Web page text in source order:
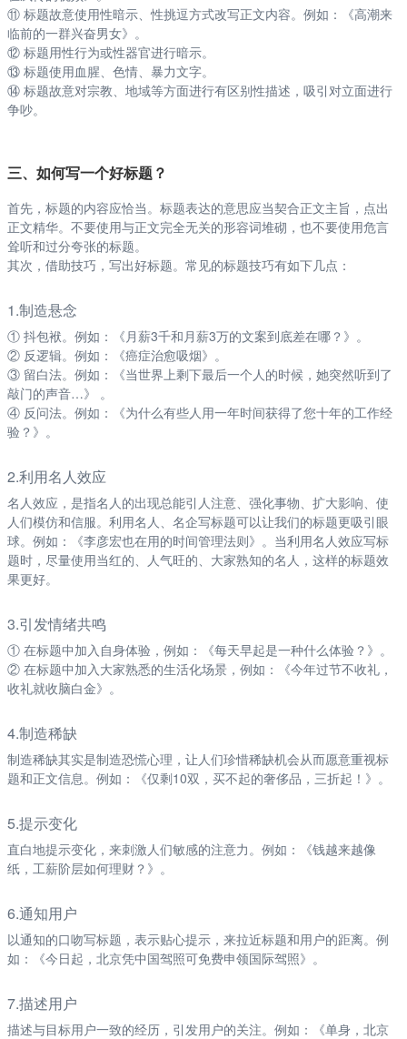
⑪ 标题故意使用性暗示、性挑逗方式改写正文内容。例如：《高潮来
临前的一群兴奋男女》。
⑫ 标题用性行为或性器官进行暗示。
⑬ 标题使用血腥、色情、暴力文字。
⑭ 标题故意对宗教、地域等方面进行有区别性描述，吸引对立面进行
争吵。
三、如何写一个好标题？
首先，标题的内容应恰当。标题表达的意思应当契合正文主旨，点出
正文精华。不要使用与正文完全无关的形容词堆砌，也不要使用危言
耸听和过分夸张的标题。
其次，借助技巧，写出好标题。常见的标题技巧有如下几点：
1.制造悬念
① 抖包袱。例如：《月薪3千和月薪3万的文案到底差在哪？》。
② 反逻辑。例如：《癌症治愈吸烟》。
③ 留白法。例如：《当世界上剩下最后一个人的时候，她突然听到了
敲门的声音…》 。
④ 反问法。例如：《为什么有些人用一年时间获得了您十年的工作经
验？》。
2.利用名人效应
名人效应，是指名人的出现总能引人注意、强化事物、扩大影响、使
人们模仿和信服。利用名人、名企写标题可以让我们的标题更吸引眼
球。例如：《李彦宏也在用的时间管理法则》。当利用名人效应写标
题时，尽量使用当红的、人气旺的、大家熟知的名人，这样的标题效
果更好。
3.引发情绪共鸣
① 在标题中加入自身体验，例如：《每天早起是一种什么体验？》。
② 在标题中加入大家熟悉的生活化场景，例如：《今年过节不收礼，
收礼就收脑白金》。
4.制造稀缺
制造稀缺其实是制造恐慌心理，让人们珍惜稀缺机会从而愿意重视标
题和正文信息。例如：《仅剩10双，买不起的奢侈品，三折起！》。
5.提示变化
直白地提示变化，来刺激人们敏感的注意力。例如：《钱越来越像
纸，工薪阶层如何理财？》。
6.通知用户
以通知的口吻写标题，表示贴心提示，来拉近标题和用户的距离。例
如：《今日起，北京凭中国驾照可免费申领国际驾照》。
7.描述用户
描述与目标用户一致的经历，引发用户的关注。例如：《单身，北京